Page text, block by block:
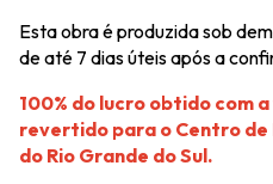
Esta obra é produzida sob
de até 7 dias úteis após a
100% do lucro obtido com
revertido para o Centro
do Rio Grande do Sul.